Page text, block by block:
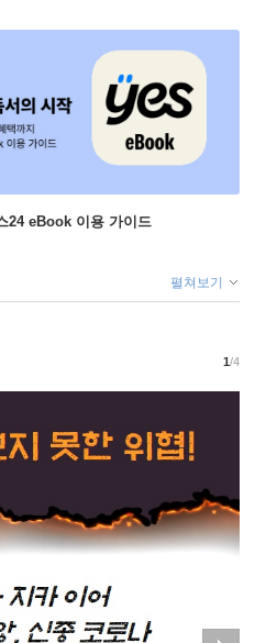
24 eBook 이용 가이드
펼쳐보기
1/4